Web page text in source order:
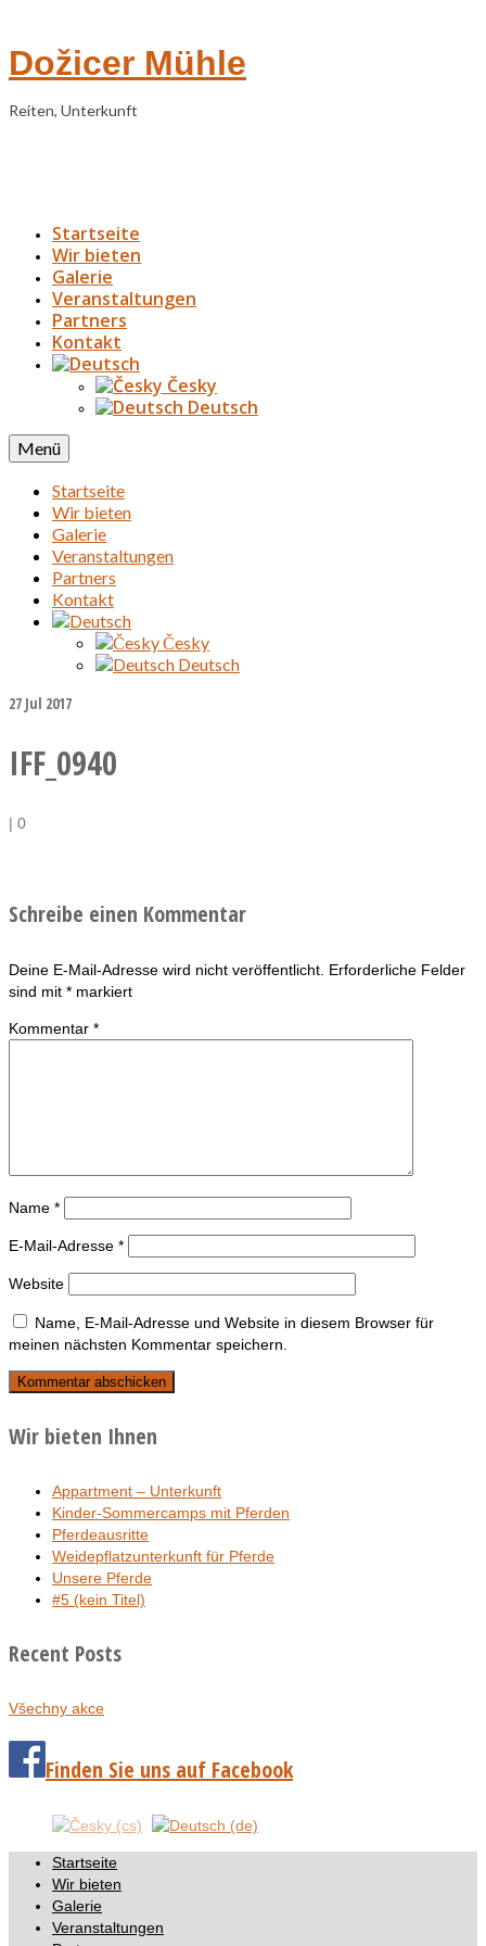
Dožicer Mühle
Reiten, Unterkunft
Startseite
Wir bieten
Galerie
Veranstaltungen
Partners
Kontakt
Česky
Deutsch
Menü
Startseite
Wir bieten
Galerie
Veranstaltungen
Partners
Kontakt
Česky
Deutsch
27 Jul 2017
IFF_0940
| 0
Schreibe einen Kommentar
Deine E-Mail-Adresse wird nicht veröffentlicht. Erforderliche Felder
sind mit * markiert
Kommentar *
Name *
E-Mail-Adresse *
Website
Name, E-Mail-Adresse und Website in diesem Browser für
meinen nächsten Kommentar speichern.
Wir bieten Ihnen
Appartment – Unterkunft
Kinder-Sommercamps mit Pferden
Pferdeausritte
Weidepflatzunterkunft für Pferde
Unsere Pferde
#5 (kein Titel)
Recent Posts
Všechny akce
Finden Sie uns auf Facebook
Startseite
Wir bieten
Galerie
Veranstaltungen